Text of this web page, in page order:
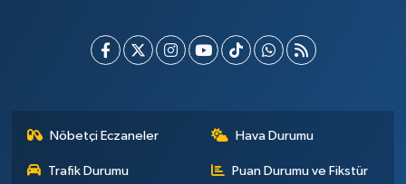
Nöbetçi Eczaneler Hava Durumu
Trafik Durumu Puan Durumu ve Fikstür